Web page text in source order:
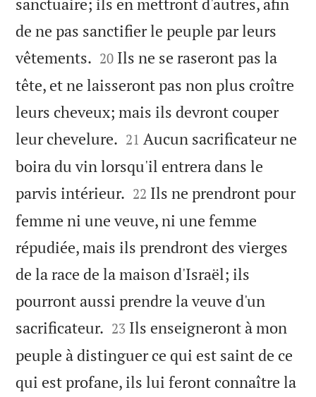
de ne pas sanctifier le peuple par leurs
vêtements. 

20 Ils ne se raseront pas la
tête, et ne laisseront pas non plus croître
leurs cheveux; mais ils devront couper
leur chevelure. 

21 Aucun sacrificateur ne
boira du vin lorsqu'il entrera dans le
parvis intérieur. 

22 Ils ne prendront pour
femme ni une veuve, ni une femme
répudiée, mais ils prendront des vierges
de la race de la maison d'Israël; ils
pourront aussi prendre la veuve d'un
sacrificateur. 

23 Ils enseigneront à mon
peuple à distinguer ce qui est saint de ce
qui est profane, ils lui feront connaître la